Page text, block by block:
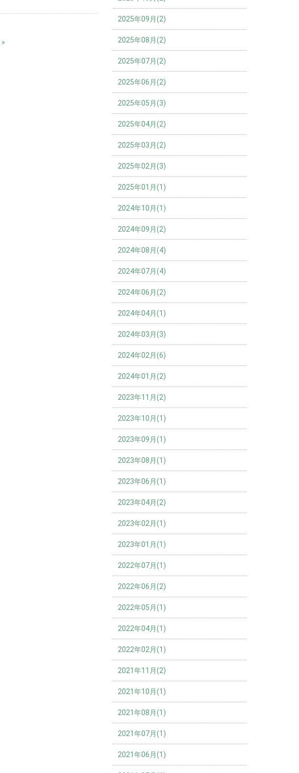
»
2025年09月(2)
2025年08月(2)
2025年07月(2)
2025年06月(2)
2025年05月(3)
2025年04月(2)
2025年03月(2)
2025年02月(3)
2025年01月(1)
2024年10月(1)
2024年09月(2)
2024年08月(4)
2024年07月(4)
2024年06月(2)
2024年04月(1)
2024年03月(3)
2024年02月(6)
2024年01月(2)
2023年11月(2)
2023年10月(1)
2023年09月(1)
2023年08月(1)
2023年06月(1)
2023年04月(2)
2023年02月(1)
2023年01月(1)
2022年07月(1)
2022年06月(2)
2022年05月(1)
2022年04月(1)
2022年02月(1)
2021年11月(2)
2021年10月(1)
2021年08月(1)
2021年07月(1)
2021年06月(1)